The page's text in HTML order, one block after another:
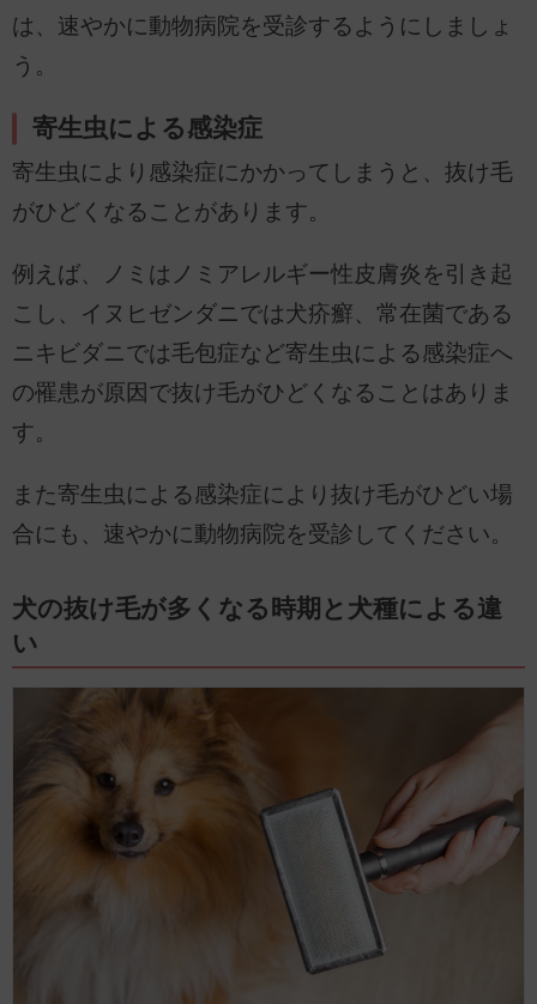
は、速やかに動物病院を受診するようにしましょ
う。
寄生虫による感染症
寄生虫により感染症にかかってしまうと、抜け毛
がひどくなることがあります。
例えば、ノミはノミアレルギー性皮膚炎を引き起
こし、イヌヒゼンダニでは犬疥癬、常在菌である
ニキビダニでは毛包症など寄生虫による感染症へ
の罹患が原因で抜け毛がひどくなることはありま
す。
また寄生虫による感染症により抜け毛がひどい場
合にも、速やかに動物病院を受診してください。
犬の抜け毛が多くなる時期と犬種による違
い